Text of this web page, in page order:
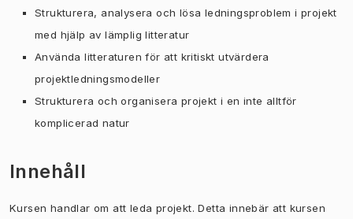
Strukturera, analysera och lösa ledningsproblem i projekt
med hjälp av lämplig litteratur
Använda litteraturen för att kritiskt utvärdera
projektledningsmodeller
Strukturera och organisera projekt i en inte alltför
komplicerad natur
Innehåll
Kursen handlar om att leda projekt. Detta innebär att kursen